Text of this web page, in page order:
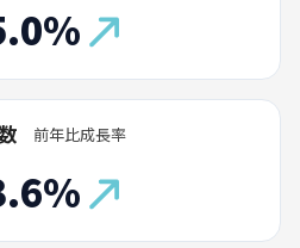
前年比成長率